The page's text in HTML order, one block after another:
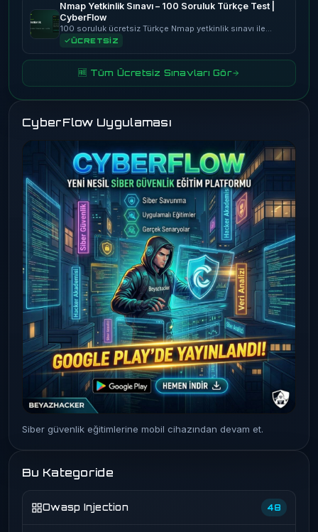
Nmap Yetkinlik Sınavı – 100 Soruluk Türkçe Test |
CyberFlow
100 soruluk ücretsiz Türkçe Nmap yetkinlik sınavı ile…
ÜCRETSİZ
🆓 Tüm Ücretsiz Sınavları Gör
CyberFlow Uygulaması
Siber güvenlik eğitimlerine mobil cihazından devam et.
Bu Kategoride
Owasp Injection 48